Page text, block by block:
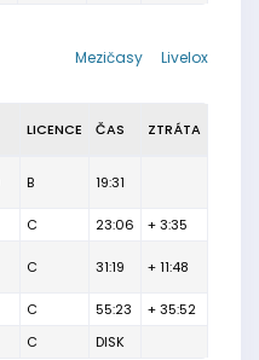
Livelox
Mezičasy
LICENCE ČAS ZTRÁTA
B 19:31
C 23:06 + 3:35
C 31:19 + 11:48
C 55:23
+ 35:52
C DISK